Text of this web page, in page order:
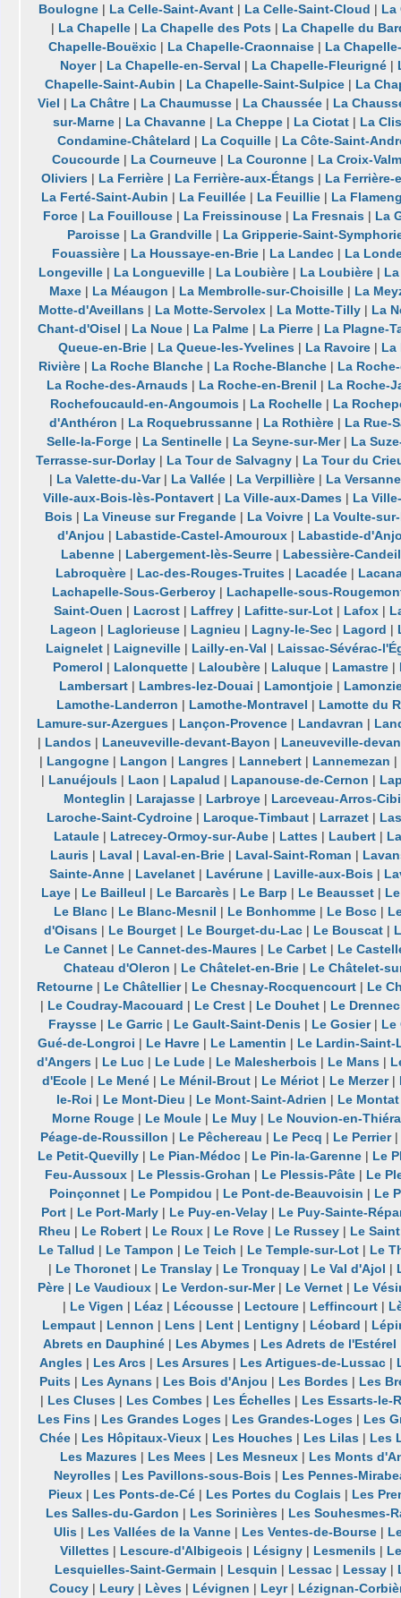
Boulogne | La Celle-Saint-Avant | La Celle-Saint-Cloud | La
| La Chapelle | La Chapelle des Pots | La Chapelle du
Chapelle-Bouëxic | La Chapelle-Craonnaise | La
Noyer| La Chapelle-en-Serval | La Chapelle-Fleurigné |
Chapelle-Saint-Aubin | La Chapelle-Saint-Sulpice | La
Viel | La Châtre | La Chaumusse | La Chaussée | La
sur-Marne | La Chavanne | La Cheppe | La Ciotat | La
Condamine-Châtelard | La Coquille| La Côte-Saint-
Coucourde| La Courneuve| La Couronne| La Croix-
Oliviers| La Ferrière| La Ferrière-aux-Étangs| La Ferrière-
La Ferté-Saint-Aubin | La Feuillée | La Feuillie | La
Force| La Fouillouse| La Freissinouse| La Fresnais| La
Paroisse | La Grandville | La Gripperie-Saint-
Fouassière | La Houssaye-en-Brie | La Landec | La
Longeville| La Longueville| La Loubière| La Loubière|
Maxe| La Méaugon | La Membrolle-sur-Choisille| La
Motte-d'Aveillans | La Motte-Servolex | La Motte-Tilly | La
Chant-d'Oisel | La Noue| La Palme| La Pierre| La Plagne-
Queue-en-Brie| La Queue-les-Yvelines| La Ravoire| La
Rivière| La Roche Blanche| La Roche-Blanche| La
La Roche-des-Arnauds | La Roche-en-Brenil | La Roche-
Rochefoucauld-en-Angoumois | La Rochelle | La
d'Anthéron | La Roquebrussanne | La Rothière | La Rue-
Selle-la-Forge | La Sentinelle | La Seyne-sur-Mer| La
Terrasse-sur-Dorlay | La Tour de Salvagny | La Tour du
| La Valette-du-Var| La Vallée| La Verpillière| La Versanne
Ville-aux-Bois-lès-Pontavert| La Ville-aux-Dames| La
Bois| La Vineuse sur Fregande| La Voivre| La Voulte-
d'Anjou | Labastide-Castel-Amouroux| Labastide-
Labenne| Labergement-lès-Seurre| Labessière-Candeil
Labroquère| Lac-des-Rouges-Truites| Lacadée|
Lachapelle-Sous-Gerberoy| Lachapelle-sous-
Saint-Ouen | Lacrost | Laffrey | Lafitte-sur-Lot | Lafox |
Lageon | Laglorieuse | Lagnieu | Lagny-le-Sec | Lagord |
Laignelet | Laigneville | Lailly-en-Val | Laissac-Sévérac-
Pomerol | Lalonquette| Laloubère| Laluque| Lamastre|
Lambersart| Lambres-lez-Douai | Lamontjoie|
Lamothe-Landerron | Lamothe-Montravel | Lamotte du
Lamure-sur-Azergues| Lançon-Provence| Landavran |
| Landos | Laneuveville-devant-Bayon | Laneuveville-
| Langogne| Langon | Langres| Lannebert| Lannemezan |
| Lanuéjouls| Laon | Lapalud | Lapanouse-de-Cernon |
Monteglin | Larajasse | Larbroye | Larceveau-Arros-
Laroche-Saint-Cydroine| Laroque-Timbaut| Larrazet|
Lataule| Latrecey-Ormoy-sur-Aube| Lattes| Laubert|
Lauris | Laval | Laval-en-Brie | Laval-Saint-Roman |
Sainte-Anne | Lavelanet | Lavérune | Laville-aux-Bois |
Laye | Le Bailleul | Le Barcarès | Le Barp | Le Beausset |
Le Blanc| Le Blanc-Mesnil | Le Bonhomme| Le Bosc|
d'Oisans| Le Bourget| Le Bourget-du-Lac| Le Bouscat|
Le Cannet| Le Cannet-des-Maures| Le Carbet| Le
Chateau d'Oleron | Le Châtelet-en-Brie | Le Châtelet-
Retourne| Le Châtellier| Le Chesnay-Rocquencourt| Le
| Le Coudray-Macouard | Le Crest| Le Douhet| Le Drennec
Fraysse | Le Garric | Le Gault-Saint-Denis | Le Gosier| Le
Gué-de-Longroi | Le Havre| Le Lamentin | Le Lardin-Saint-
d'Angers| Le Luc| Le Lude| Le Malesherbois| Le Mans|
d'Ecole| Le Mené| Le Ménil-Brout| Le Mériot| Le Merzer|
le-Roi | Le Mont-Dieu | Le Mont-Saint-Adrien | Le Montat
Morne Rouge| Le Moule| Le Muy| Le Nouvion-en-
Péage-de-Roussillon | Le Pêchereau | Le Pecq | Le Perrier|
Le Petit-Quevilly| Le Pian-Médoc| Le Pin-la-Garenne| Le
Feu-Aussoux | Le Plessis-Grohan | Le Plessis-Pâte | Le
Poinçonnet | Le Pompidou | Le Pont-de-Beauvoisin | Le
Port| Le Port-Marly| Le Puy-en-Velay| Le Puy-Sainte-
Rheu | Le Robert| Le Roux| Le Rove| Le Russey| Le Saint
Le Tallud | Le Tampon | Le Teich | Le Temple-sur-Lot| Le
| Le Thoronet | Le Translay | Le Tronquay | Le Val d'Ajol |
Père| Le Vaudioux| Le Verdon-sur-Mer| Le Vernet| Le
| Le Vigen | Léaz | Lécousse | Lectoure | Leffincourt |
Lempaut | Lennon | Lens | Lent | Lentigny | Léobard |
Abrets en Dauphiné | Les Abymes | Les Adrets de l'Estérel
Angles| Les Arcs| Les Arsures| Les Artigues-de-Lussac|
Puits| Les Aynans| Les Bois d'Anjou | Les Bordes| Les
| Les Cluses| Les Combes| Les Échelles| Les Essarts-le-
Les Fins | Les Grandes Loges | Les Grandes-Loges | Les
Chée | Les Hôpitaux-Vieux | Les Houches | Les Lilas | Les
Les Mazures | Les Mees | Les Mesneux | Les Monts
Neyrolles| Les Pavillons-sous-Bois| Les Pennes-
Pieux| Les Ponts-de-Cé| Les Portes du Coglais| Les
Les Salles-du-Gardon | Les Sorinières| Les Souhesmes-
Ulis | Les Vallées de la Vanne | Les Ventes-de-Bourse |
Villettes| Lescure-d'Albigeois| Lésigny| Lesmenils|
Lesquielles-Saint-Germain | Lesquin | Lessac| Lessay|
Coucy| Leury| Lèves| Lévignen | Leyr| Lézignan-